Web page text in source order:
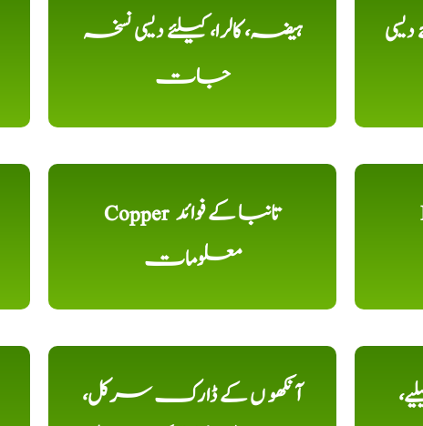
ہیضہ، کالرا، کیلئے دیسی نسخہ
جات
دیسی
Copper تانبا کے فوائد
معلومات
آنکھو ں کے ڈارک سرکل،